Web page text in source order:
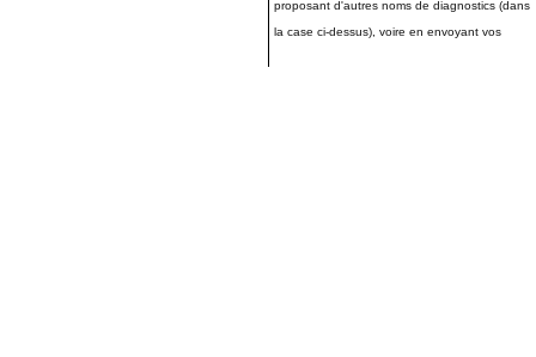
proposant d'autres noms de diagnostics (dans
la case ci-dessus), voire en envoyant vos